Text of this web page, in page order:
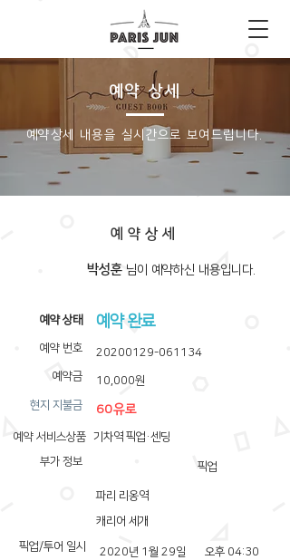
예약 상세
​예약상세 내용을 실시간으로 보여드립니다.
예약상세
박성훈 ​님이 예약하신 내용입니다.
​예약 상태
예약 번호
예약금
​현지 지불금
부가 정보
픽업/투어 일시
예약 서비스상품
예약 완료
20200129-061134
10,000원
60유로
기차역 픽업·센딩
픽업
파리 리옹역
캐리어 세개
2020년 1월 29일
오후 04:30